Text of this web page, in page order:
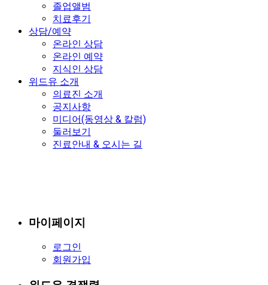
졸업앨범
치료후기
상담/예약
온라인 상담
온라인 예약
지식인 상담
위드유 소개
의료진 소개
공지사항
미디어(동영상 & 칼럼)
둘러보기
진료안내 & 오시는 길
마이페이지
로그인
회원가입